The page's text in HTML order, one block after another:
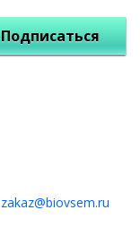
Подписаться
zakaz@biovsem.ru